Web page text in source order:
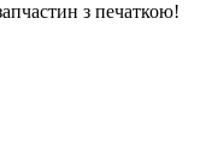
з печаткою!